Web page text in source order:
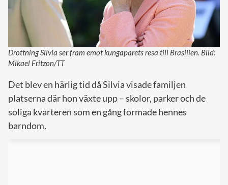
Drottning Silvia ser fram emot kungaparets resa till Brasilien. Bild:
Mikael Fritzon/TT
Det blev en härlig tid då Silvia visade familjen
platserna där hon växte upp – skolor, parker och de
soliga kvarteren som en gång formade hennes
barndom.